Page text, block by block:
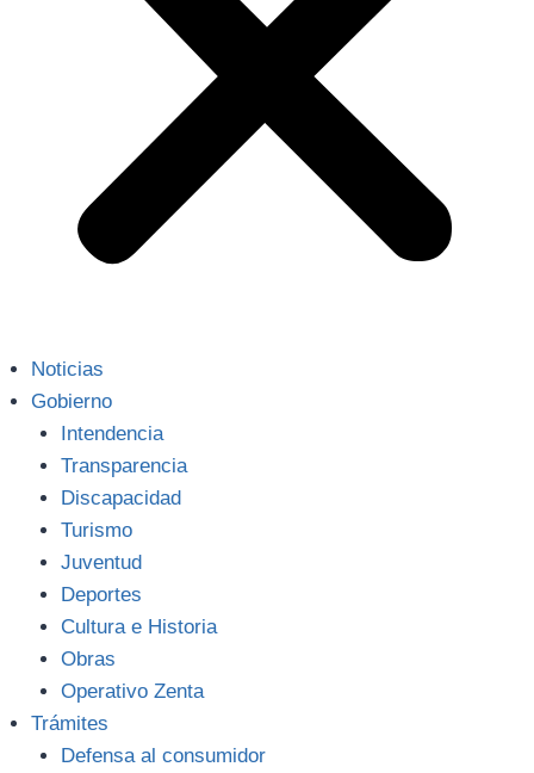
Noticias
Gobierno
Intendencia
Transparencia
Discapacidad
Turismo
Juventud
Deportes
Cultura e Historia
Obras
Operativo Zenta
Trámites
Defensa al consumidor